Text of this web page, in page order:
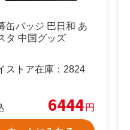
缶バッジ 巴日和 あ
タ 中国グッズ
ストア在庫： 2824
6444円